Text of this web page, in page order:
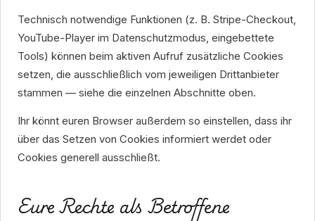
Technisch notwendige Funktionen (z. B. Stripe-Checkout,
YouTube-Player im Datenschutzmodus, eingebettete
Tools) können beim aktiven Aufruf zusätzliche Cookies
setzen, die ausschließlich vom jeweiligen Drittanbieter
stammen — siehe die einzelnen Abschnitte oben.
Ihr könnt euren Browser außerdem so einstellen, dass ihr
über das Setzen von Cookies informiert werdet oder
Cookies generell ausschließt.
Eure Rechte als Betroffene